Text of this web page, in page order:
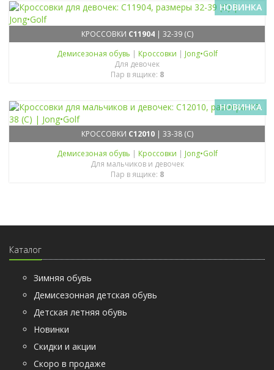
НОВИНКА
КРОССОВКИ C11904| 32-39 (C)
Демисезоная обувь | Кроссовки | Jong•Golf
Для девочек
Пар в ящике: 8
НОВИНКА
КРОССОВКИ C12010| 33-38 (C)
Демисезоная обувь | Кроссовки | Jong•Golf
Для мальчиков и девочек
Пар в ящике: 8
Каталог
Зимняя обувь
Демисезонная детская обувь
Детская летняя обувь
Новинки
Скидки и акции
Скоро в продаже